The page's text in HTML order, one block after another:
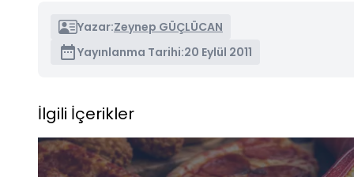
Yazar:Zeynep GÜÇLÜCAN
Yayınlanma Tarihi:20 Eylül 2011
İlgili İçerikler